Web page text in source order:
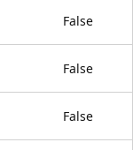
False
False
False